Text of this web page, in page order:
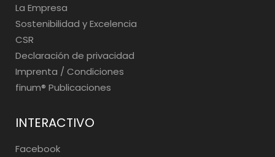
La Empresa
Sostenibilidad y Excelencia
CSR
Declaración de privacidad
Imprenta / Condiciones
finum®️ Publicaciones
INTERACTIVO
Facebook